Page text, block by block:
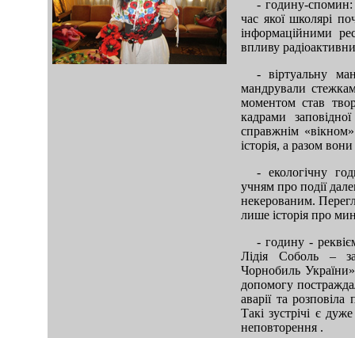
mod sb vertikal
- годину-спомин:
час якої школярі
інформаційними
впливу
- віртуальну
мандрували
моментом став
кадрами
справжнім
історія, а разом
- екологічну
учням про події
некерованим.
лише історія про
- годину -
Лідія Соболь –
Чорнобиль
допомогу
аварії та
Такі зустрічі є
неповторення .